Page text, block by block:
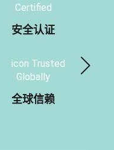
安全认证
全球信赖